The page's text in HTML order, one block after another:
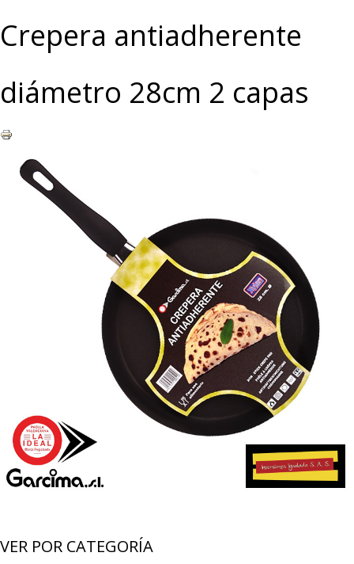
Crepera antiadherente
diámetro 28cm 2 capas
VER POR CATEGORÍA